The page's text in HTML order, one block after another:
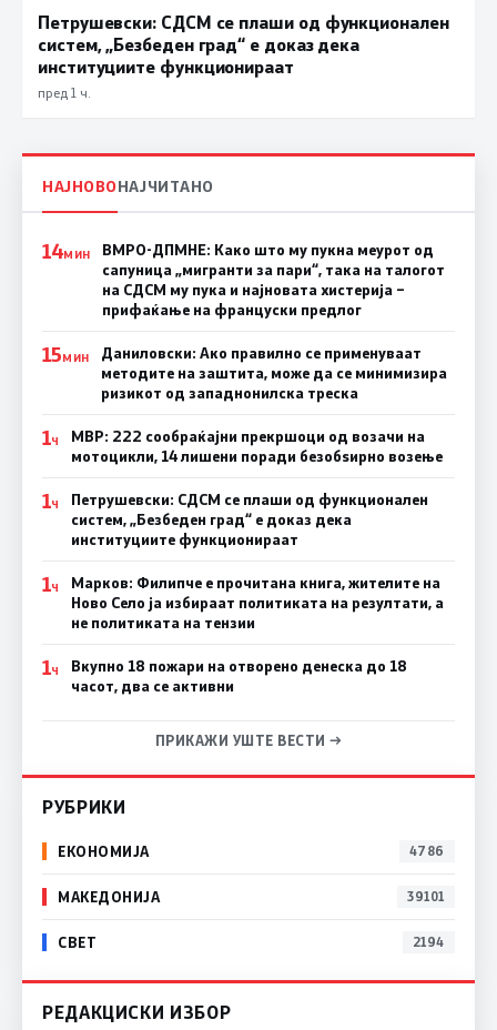
Петрушевски: СДСМ се плаши од функционален
систем, „Безбеден град“ е доказ дека
институциите функционираат
пред 1 ч.
НАЈНОВОНАЈЧИТАНО
14МИН
ВМРО-ДПМНЕ: Како што му пукна меурот од
сапуница „мигранти за пари“, така на талогот
на СДСМ му пука и најновата хистерија –
прифаќање на француски предлог
15МИН
Даниловски: Ако правилно се применуваат
методите на заштита, може да се минимизира
ризикот од западнонилска треска
1Ч
МВР: 222 сообраќајни прекршоци од возачи на
мотоцикли, 14 лишени поради безобѕирно возење
1Ч
Петрушевски: СДСМ се плаши од функционален
систем, „Безбеден град“ е доказ дека
институциите функционираат
1Ч
Марков: Филипче е прочитана книга, жителите на
Ново Село ја избираат политиката на резултати, а
не политиката на тензии
1Ч
Вкупно 18 пожари на отворено денеска до 18
часот, два се активни
ПРИКАЖИ УШТЕ ВЕСТИ →
РУБРИКИ
ЕКОНОМИЈА 4786
МАКЕДОНИЈА 39101
СВЕТ 2194
РЕДАКЦИСКИ ИЗБОР